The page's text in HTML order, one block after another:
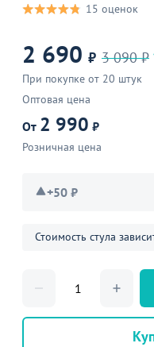
15 оценок
2 690 ₽ 3 090 ₽
При покупке от 20 штук
Оптовая цена
От 2 990 ₽
Розничная цена
+50 ₽
Стоимость стула